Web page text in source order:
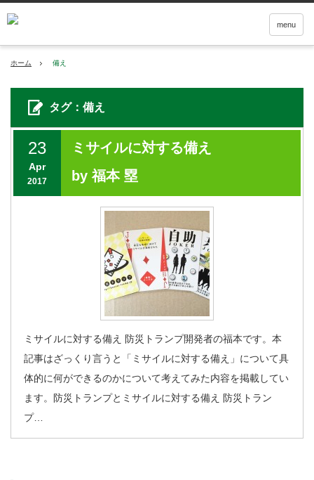
menu
ホーム 備え
タグ：備え
23
Apr
2017
ミサイルに対する備え
by 福本 塁
ミサイルに対する備え 防災トランプ開発者の福本です。本
記事はざっくり言うと「ミサイルに対する備え」について具
体的に何ができるのかについて考えてみた内容を掲載してい
ます。防災トランプとミサイルに対する備え 防災トラン
プ…